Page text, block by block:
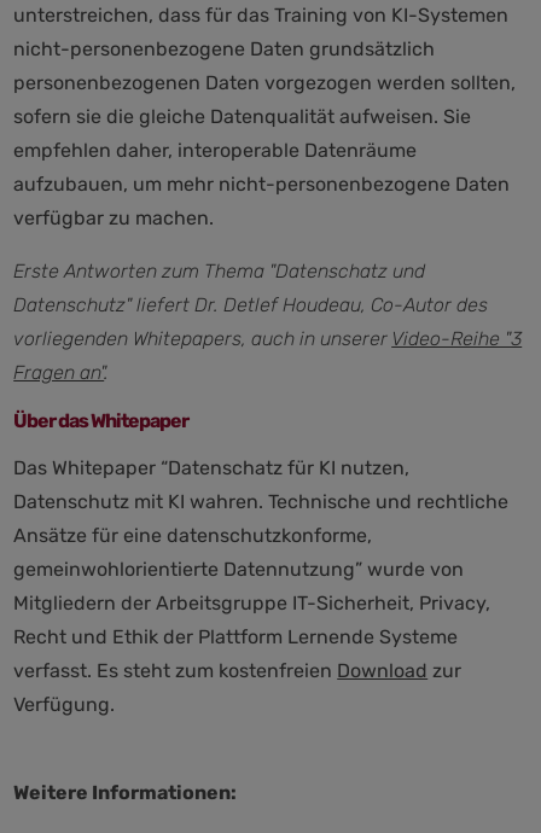
unterstreichen, dass für das Training von KI-Systemen
nicht-personenbezogene Daten grundsätzlich
personenbezogenen Daten vorgezogen werden sollten,
sofern sie die gleiche Datenqualität aufweisen. Sie
empfehlen daher, interoperable Datenräume
aufzubauen, um mehr nicht-personenbezogene Daten
verfügbar zu machen.
Erste Antworten zum Thema "Datenschatz und
Datenschutz" liefert Dr. Detlef Houdeau, Co-Autor des
vorliegenden Whitepapers, auch in unserer Video-Reihe "3
Fragen an".
Über das Whitepaper
Das Whitepaper “Datenschatz für KI nutzen,
Datenschutz mit KI wahren. Technische und rechtliche
Ansätze für eine datenschutzkonforme,
gemeinwohlorientierte Datennutzung” wurde von
Mitgliedern der Arbeitsgruppe IT-Sicherheit, Privacy,
Recht und Ethik der Plattform Lernende Systeme
verfasst. Es steht zum kostenfreien Download zur
Verfügung.
Weitere Informationen: